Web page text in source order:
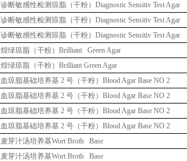
诊断敏感性检测琼脂（干粉） Diagnostic Sensitiv Test Agar
诊断敏感性检测琼脂（干粉） Diagnostic Sensitiv Test Agar
诊断敏感性检测琼脂（干粉） Diagnostic Sensitiv Test Agar
煌绿琼脂（干粉） Brilliant Green Agar
煌绿琼脂（干粉） Brilliant Green Agar
血琼脂基础培养基 2 号（干粉） Blood Agar Base NO 2
血琼脂基础培养基 2 号（干粉） Blood Agar Base NO 2
血琼脂基础培养基 2 号（干粉） Blood Agar Base NO 2
血琼脂基础培养基 2 号（干粉） Blood Agar Base NO 2
麦芽汁汤培养基Wort Broth Base
麦芽汁汤培养基Wort Broth Base